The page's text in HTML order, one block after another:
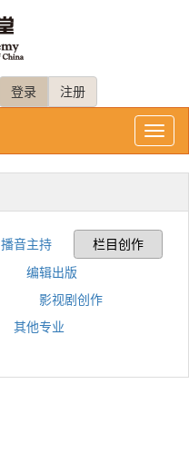
登录 注册
播音主持
栏目创作
编辑出版
影视剧创作
其他专业